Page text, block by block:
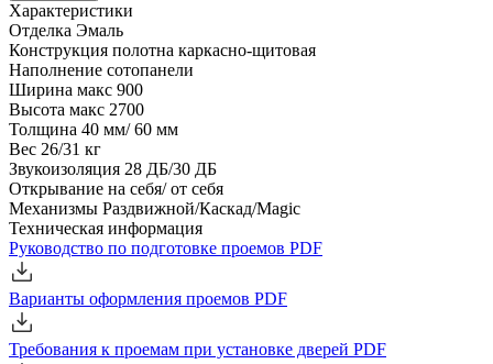
Характеристики
Отделка Эмаль
Конструкция полотна каркасно-щитовая
Наполнение сотопанели
Ширина макс 900
Высота макс 2700
Толщина 40 мм/ 60 мм
Вес 26/31 кг
Звукоизоляция 28 ДБ/30 ДБ
Открывание на себя/ от себя
Механизмы Раздвижной/Каскад/Magic
Техническая информация
Руководство по подготовке проемов PDF
Варианты оформления проемов PDF
Требования к проемам при установке дверей PDF